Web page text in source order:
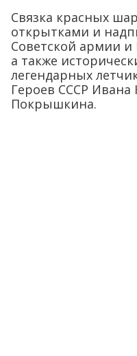
Связка красных
открытками и
Советской армии и
а также
легендарных
Героев СССР Ивана
Покрышкина.